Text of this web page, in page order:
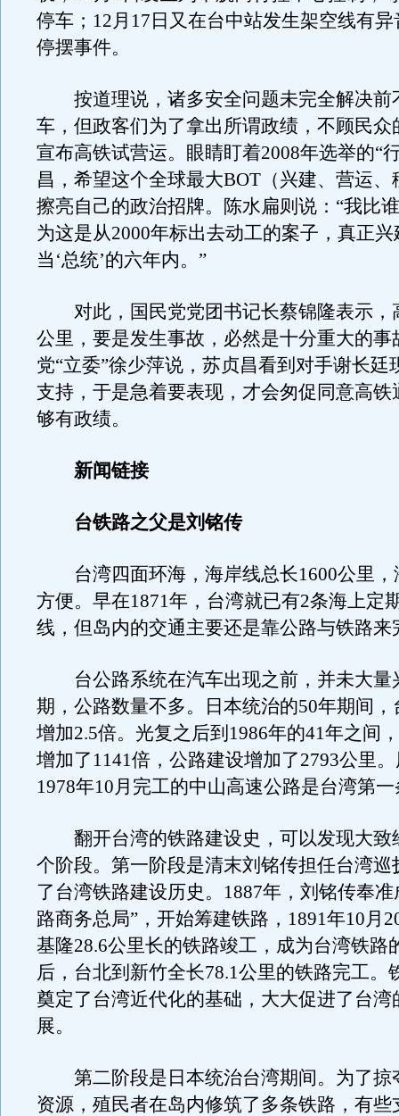
停车；12月17日又在台中站发生架空线有
停摆事件。
按道理说，诸多安全问题未完全解决前
车，但政客们为了拿出所谓政绩，不顾民众
宣布高铁试营运。眼睛盯着2008年选举的“
昌，希望这个全球最大BOT（兴建、营运、
擦亮自己的政治招牌。陈水扁则说：“我比
为这是从2000年标出去动工的案子，真正
当‘总统’的六年内。”
对此，国民党党团书记长蔡锦隆表示，
公里，要是发生事故，必然是十分重大的事
党“立委”徐少萍说，苏贞昌看到对手谢长廷
支持，于是急着要表现，才会匆促同意高铁
够有政绩。
新闻链接
台铁路之父是刘铭传
台湾四面环海，海岸线总长1600公里，
方便。早在1871年，台湾就已有2条海上定
线，但岛内的交通主要还是靠公路与铁路来
台公路系统在汽车出现之前，并未大量
期，公路数量不多。日本统治的50年期间
增加2.5倍。光复之后到1986年的41年之间
增加了1141倍，公路建设增加了2793公里
1978年10月完工的中山高速公路是台湾第
翻开台湾的铁路建设史，可以发现大致
个阶段。第一阶段是清末刘铭传担任台湾巡
了台湾铁路建设历史。1887年，刘铭传奉准
路商务总局”，开始筹建铁路，1891年10月
基隆28.6公里长的铁路竣工，成为台湾铁路
后，台北到新竹全长78.1公里的铁路完工。
奠定了台湾近代化的基础，大大促进了台湾
展。
第二阶段是日本统治台湾期间。为了掠
资源，殖民者在岛内修筑了多条铁路，有些